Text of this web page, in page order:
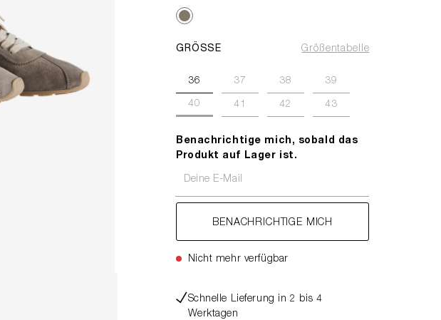
GRÖSSE Größentabelle
36 37 38 39
40 41 42 43
Benachrichtige mich, sobald das
Produkt auf Lager ist.
BENACHRICHTIGE MICH
Nicht mehr verfügbar
Schnelle Lieferung in 2 bis 4
Werktagen